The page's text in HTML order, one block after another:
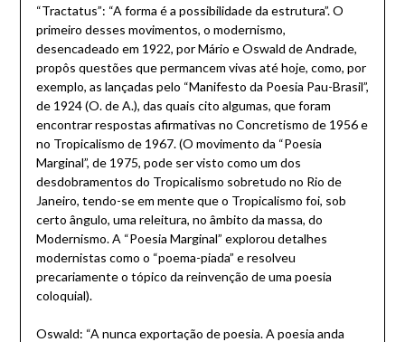
“Tractatus”: “A forma é a possibilidade da estrutura”. O
primeiro desses movimentos, o modernismo,
desencadeado em 1922, por Mário e Oswald de Andrade,
propôs questões que permancem vivas até hoje, como, por
exemplo, as lançadas pelo “Manifesto da Poesia Pau-Brasil”,
de 1924 (O. de A.), das quais cito algumas, que foram
encontrar respostas afirmativas no Concretismo de 1956 e
no Tropicalismo de 1967. (O movimento da “Poesia
Marginal”, de 1975, pode ser visto como um dos
desdobramentos do Tropicalismo sobretudo no Rio de
Janeiro, tendo-se em mente que o Tropicalismo foi, sob
certo ângulo, uma releitura, no âmbito da massa, do
Modernismo. A “Poesia Marginal” explorou detalhes
modernistas como o “poema-piada” e resolveu
precariamente o tópico da reinvenção de uma poesia
coloquial).
Oswald: “A nunca exportação de poesia. A poesia anda